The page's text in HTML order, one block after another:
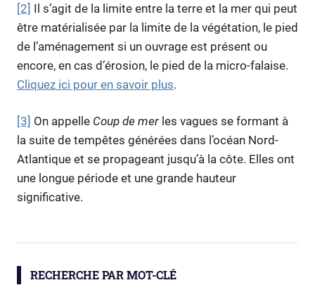
[2] Il s’agit de la limite entre la terre et la mer qui peut
être matérialisée par la limite de la végétation, le pied
de l’aménagement si un ouvrage est présent ou
encore, en cas d’érosion, le pied de la micro-falaise.
Cliquez ici pour en savoir plus.
[3] On appelle Coup de mer les vagues se formant à
la suite de tempêtes générées dans l’océan Nord-
Atlantique et se propageant jusqu’à la côte. Elles ont
une longue période et une grande hauteur
significative.
littoral
RECHERCHE PAR MOT-CLÉ